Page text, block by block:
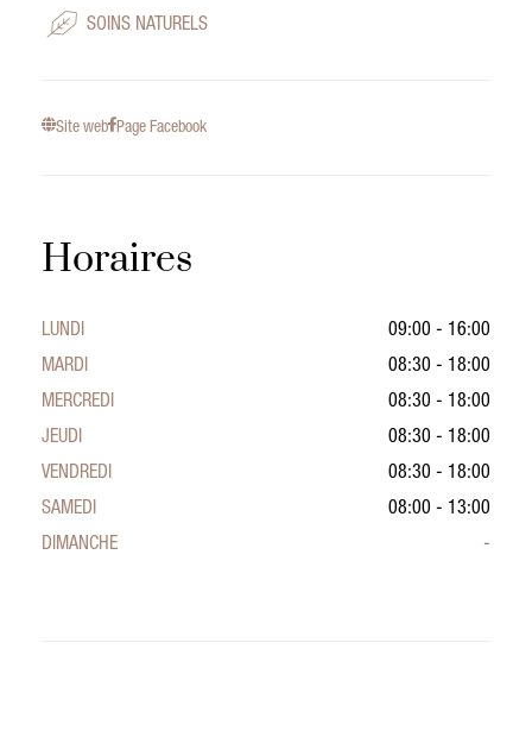
SOINS NATURELS
Site web Page Facebook
Horaires
LUNDI
09:00 - 16:00
MARDI
08:30 - 18:00
MERCREDI
08:30 - 18:00
JEUDI
08:30 - 18:00
VENDREDI
08:30 - 18:00
SAMEDI
08:00 - 13:00
DIMANCHE
-